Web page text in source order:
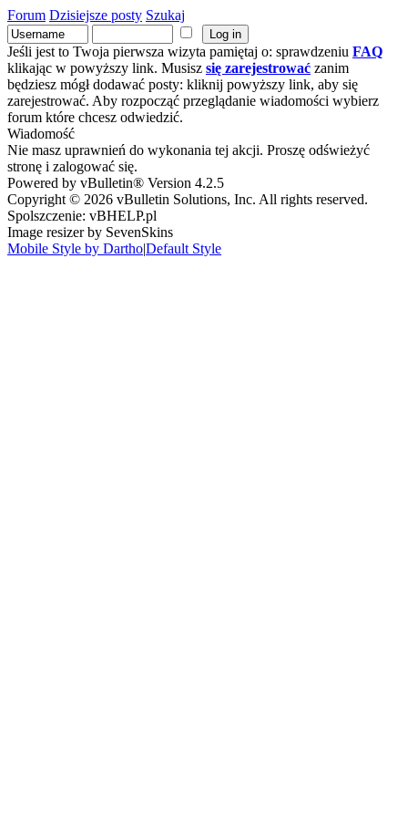
Forum Dzisiejsze posty Szukaj
Jeśli jest to Twoja pierwsza wizyta pamiętaj o: sprawdzeniu FAQ
klikając w powyższy link. Musisz się zarejestrować zanim
będziesz mógł dodawać posty: kliknij powyższy link, aby się
zarejestrować. Aby rozpocząć przeglądanie wiadomości wybierz
forum które chcesz odwiedzić.
Wiadomość
Nie masz uprawnień do wykonania tej akcji. Proszę odświeżyć
stronę i zalogować się.
Powered by vBulletin® Version 4.2.5
Copyright © 2026 vBulletin Solutions, Inc. All rights reserved.
Spolszczenie: vBHELP.pl
Image resizer by SevenSkins
Mobile Style by Dartho|Default Style